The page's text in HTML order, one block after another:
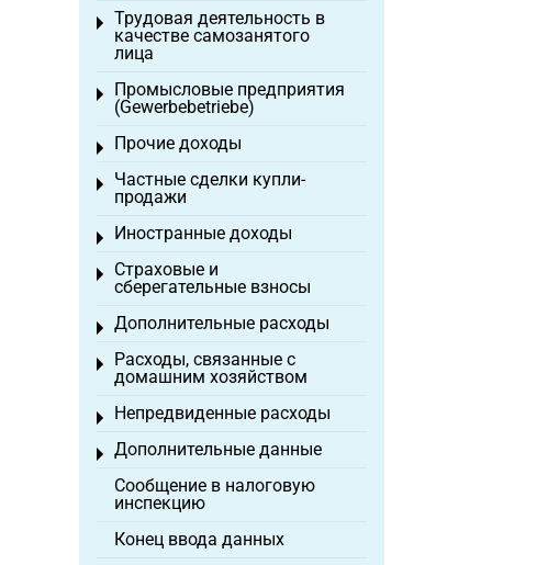
Трудовая деятельность в
качестве самозанятого
лица
Toggle menu
Промысловые предприятия
(Gewerbebetriebe)
Toggle menu
Прочие доходы
Toggle menu
Частные сделки купли-
продажи
Toggle menu
Иностранные доходы
Toggle menu
Страховые и
сберегательные взносы
Toggle menu
Дополнительные расходы
Toggle menu
Расходы, связанные с
домашним хозяйством
Toggle menu
Непредвиденные расходы
Toggle menu
Дополнительные данные
Toggle menu
Сообщение в налоговую
инспекцию
Конец ввода данных